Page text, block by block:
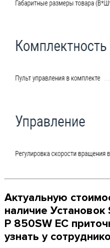
Актуальную
наличие Установок
P 850SW EC
узнать у